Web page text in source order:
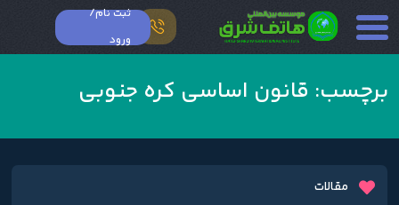
ثبت نام/
ورود
برچسب: قانون اساسی کره جنوبی
مقالات